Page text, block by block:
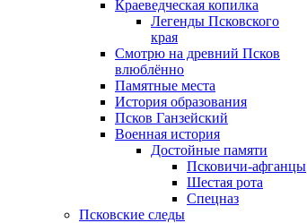
Краеведческая копилка
Легенды Псковского
края
Смотрю на древний Псков
влюблённо
Памятные места
История образования
Псков Ганзейский
Военная история
Достойные памяти
Псковичи-афганцы
Шестая рота
Спецназ
Псковские следы